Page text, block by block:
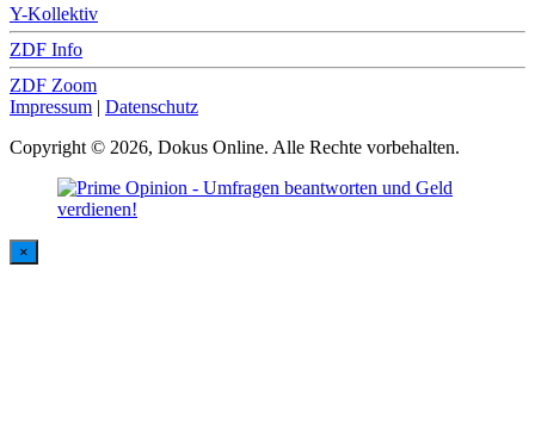
Y-Kollektiv
ZDF Info
ZDF Zoom
Impressum | Datenschutz
Copyright © 2026, Dokus Online. Alle Rechte vorbehalten.
×